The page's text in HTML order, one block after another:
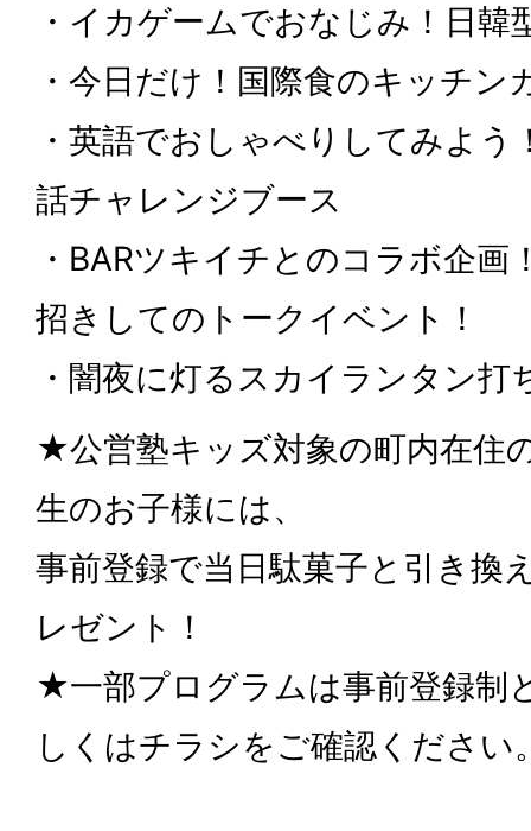
・イカゲームでおなじみ！日韓
・今日だけ！国際食のキッチン
・英語でおしゃべりしてみよう
話チャレンジブース
・BARツキイチとのコラボ企
招きしてのトークイベント！
・闇夜に灯るスカイランタン打
★公営塾キッズ対象の町内在住
生のお子様には、
事前登録で当日駄菓子と引き換
レゼント！
★一部プログラムは事前登録制
しくはチラシをご確認ください